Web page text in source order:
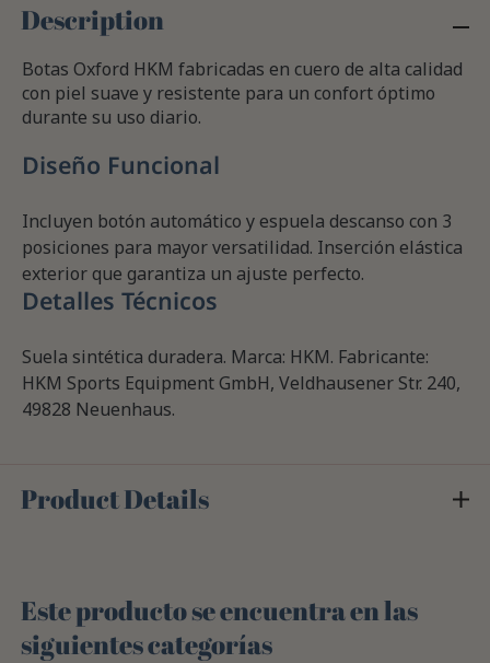
Description
Botas Oxford HKM fabricadas en cuero de alta calidad
con piel suave y resistente para un confort óptimo
durante su uso diario.
Diseño Funcional
Incluyen botón automático y espuela descanso con 3
posiciones para mayor versatilidad. Inserción elástica
exterior que garantiza un ajuste perfecto.
Detalles Técnicos
Suela sintética duradera. Marca: HKM. Fabricante:
HKM Sports Equipment GmbH, Veldhausener Str. 240,
49828 Neuenhaus.
Product Details
Este producto se encuentra en las
siguientes categorías